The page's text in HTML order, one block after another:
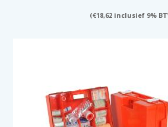
(€18,62 inclusief 9%